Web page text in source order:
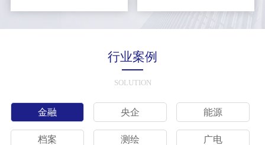
行业案例
SOLUTION
金融 央企 能源
档案 测绘 广电